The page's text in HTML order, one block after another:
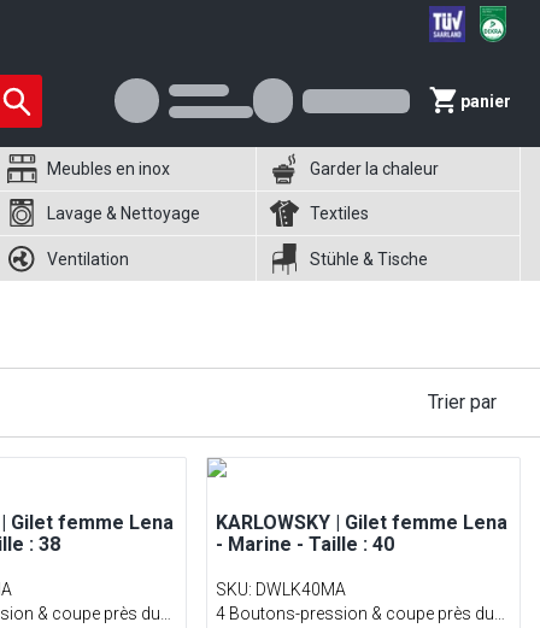
panier
Meubles en inox Garder la chaleur
Lavage & Nettoyage Textiles
Ventilation Stühle & Tische
Trier par
| Gilet femme Lena
: 38
& coupe près du
KARLOWSKY | Gilet femme Lena
- Marine - Taille : 40
SKU: DWLK40MA
4 Boutons-pression & coupe près du